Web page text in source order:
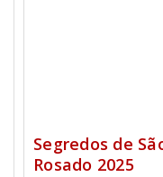
Segredos de
Rosado 2025